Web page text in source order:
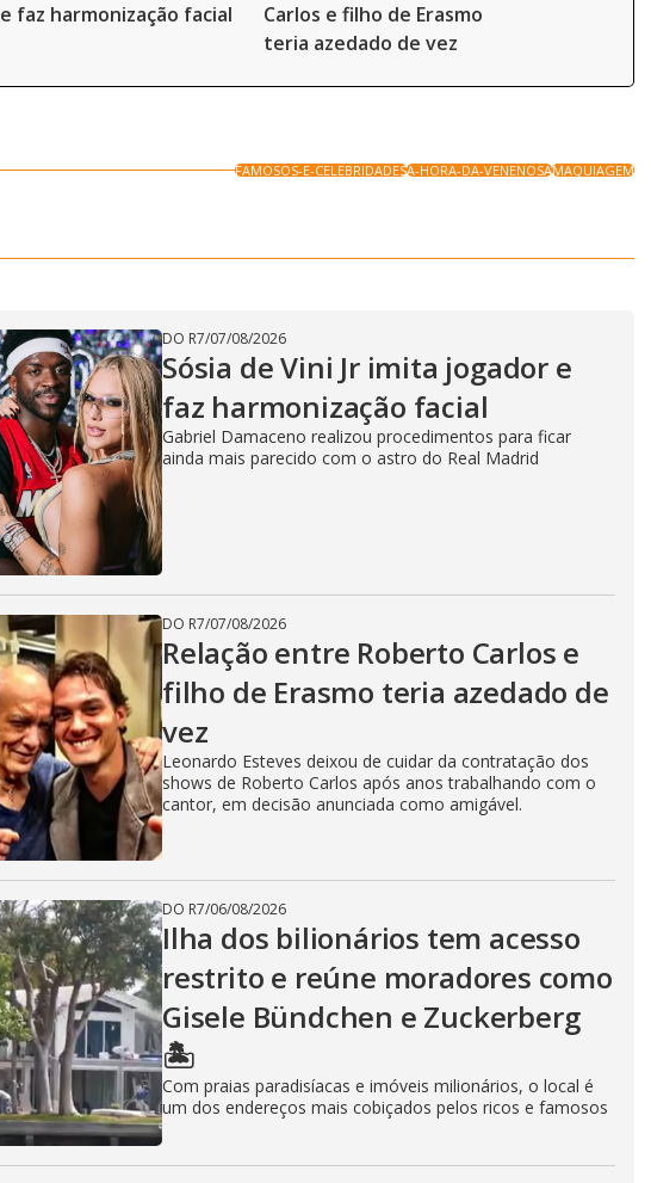
e faz harmonização facial
Carlos e filho de Erasmo
teria azedado de vez
FAMOSOS-E-CELEBRIDADESA-HORA-DA-VENENOSAMAQUIAGEM
DO R7/07/08/2026
Sósia de Vini Jr imita jogador e
faz harmonização facial
Gabriel Damaceno realizou procedimentos para ficar
ainda mais parecido com o astro do Real Madrid
DO R7/07/08/2026
Relação entre Roberto Carlos e
filho de Erasmo teria azedado de
vez
Leonardo Esteves deixou de cuidar da contratação dos
shows de Roberto Carlos após anos trabalhando com o
cantor, em decisão anunciada como amigável.
DO R7/06/08/2026
Ilha dos bilionários tem acesso
restrito e reúne moradores como
Gisele Bündchen e Zuckerberg
🏝️
Com praias paradisíacas e imóveis milionários, o local é
um dos endereços mais cobiçados pelos ricos e famosos